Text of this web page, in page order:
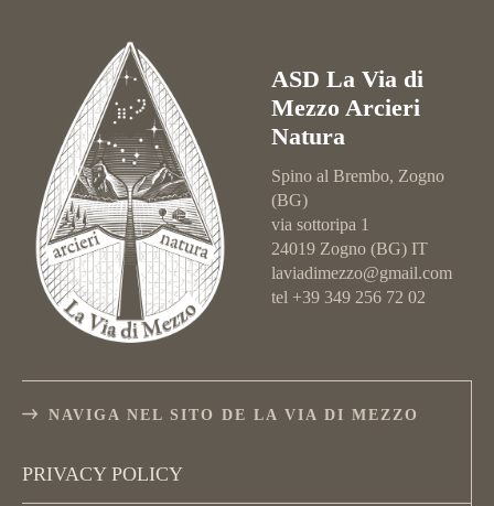
ASD La Via di
Mezzo Arcieri
Natura
Spino al Brembo, Zogno
(BG)
via sottoripa 1
24019 Zogno (BG) IT
laviadimezzo@gmail.com
tel +39 349 256 72 02
NAVIGA NEL SITO DE LA VIA DI MEZZO
PRIVACY POLICY